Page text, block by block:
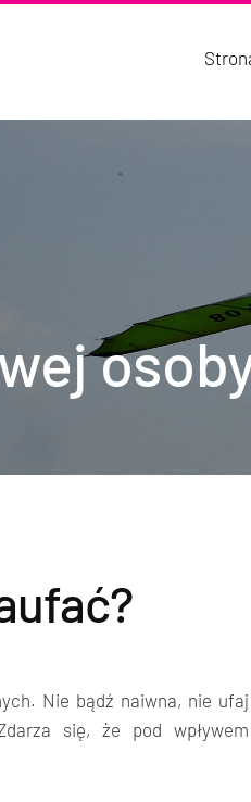
Nie bądź naiwna, nie ufaj
się, że pod wpływem